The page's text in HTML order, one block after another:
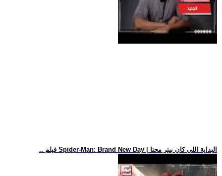
.. فيلم Spider-Man: Brand New Day | البداية اللي كان بيتر محتا